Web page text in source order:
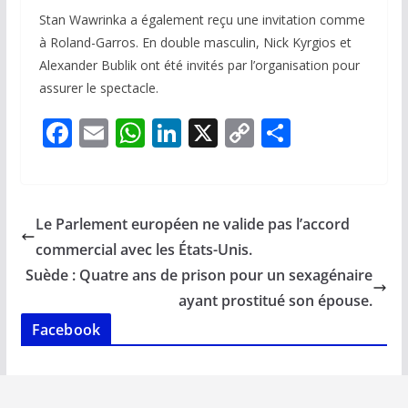
Stan Wawrinka a également reçu une invitation comme
à Roland-Garros. En double masculin, Nick Kyrgios et
Alexander Bublik ont été invités par l’organisation pour
assurer le spectacle.
F
b
o
o
k
E
l
W
s
A
p
Li
e
dI
n
X C
y
n
k
P
g
Le Parlement européen ne valide pas l’accord
commercial avec les États-Unis.
Suède : Quatre ans de prison pour un sexagénaire
ayant prostitué son épouse.
Facebook